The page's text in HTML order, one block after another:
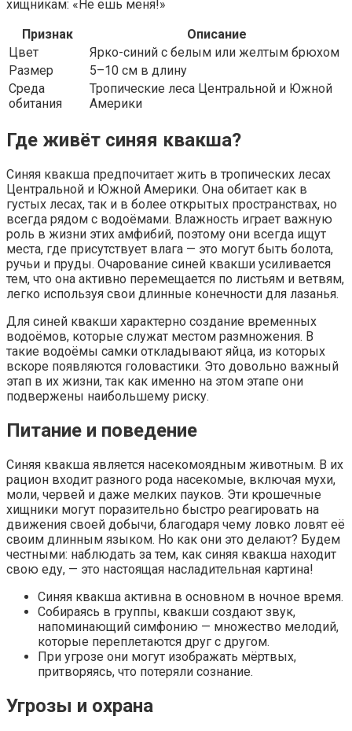
хищникам: «Не ешь меня!»
Признак
Описание
Цвет
Ярко-синий с белым или желтым брюхом
Размер
5–10 см в длину
Среда
обитания
Тропические леса Центральной и Южной
Америки
Где живёт синяя квакша?
Синяя квакша предпочитает жить в тропических лесах
Центральной и Южной Америки. Она обитает как в
густых лесах, так и в более открытых пространствах, но
всегда рядом с водоёмами. Влажность играет важную
роль в жизни этих амфибий, поэтому они всегда ищут
места, где присутствует влага — это могут быть болота,
ручьи и пруды. Очарование синей квакши усиливается
тем, что она активно перемещается по листьям и ветвям,
легко используя свои длинные конечности для лазанья.
Для синей квакши характерно создание временных
водоёмов, которые служат местом размножения. В
такие водоёмы самки откладывают яйца, из которых
вскоре появляются головастики. Это довольно важный
этап в их жизни, так как именно на этом этапе они
подвержены наибольшему риску.
Питание и поведение
Синяя квакша является насекомоядным животным. В их
рацион входит разного рода насекомые, включая мухи,
моли, червей и даже мелких пауков. Эти крошечные
хищники могут поразительно быстро реагировать на
движения своей добычи, благодаря чему ловко ловят её
своим длинным языком. Но как они это делают? Будем
честными: наблюдать за тем, как синяя квакша находит
свою еду, — это настоящая насладительная картина!
Синяя квакша активна в основном в ночное время.
Собираясь в группы, квакши создают звук,
напоминающий симфонию — множество мелодий,
которые переплетаются друг с другом.
При угрозе они могут изображать мёртвых,
притворяясь, что потеряли сознание.
Угрозы и охрана